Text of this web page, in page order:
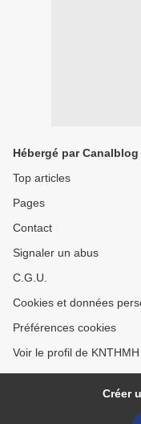
Hébergé par Canalblog
Top articles
Pages
Contact
Signaler un abus
C.G.U.
Cookies et données
Préférences cookies
Voir le profil de
Créer